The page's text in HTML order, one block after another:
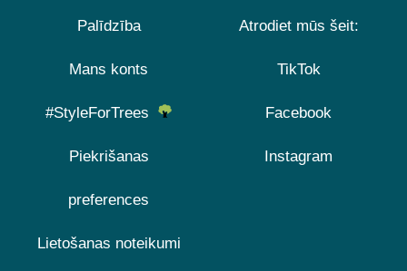
Palīdzība
Mans konts
#StyleForTrees
Piekrišanas
preferences
Lietošanas noteikumi
Atrodiet mūs šeit:
TikTok
Facebook
Instagram